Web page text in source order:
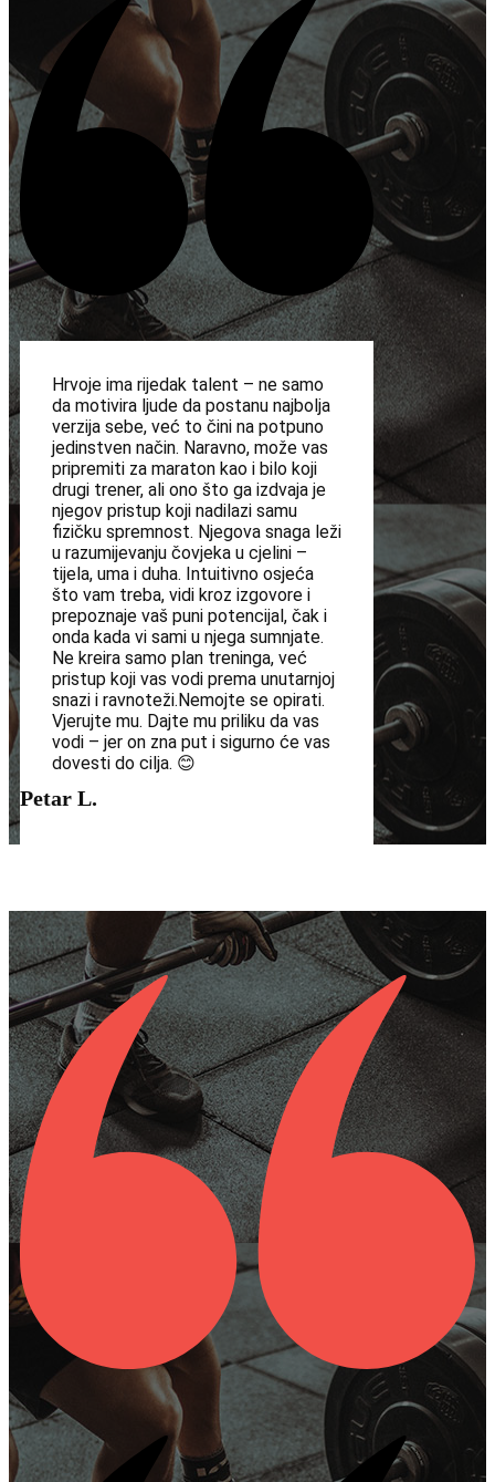
Hrvoje ima rijedak talent – ne samo
da motivira ljude da postanu najbolja
verzija sebe, već to čini na potpuno
jedinstven način. Naravno, može vas
pripremiti za maraton kao i bilo koji
drugi trener, ali ono što ga izdvaja je
njegov pristup koji nadilazi samu
fizičku spremnost. Njegova snaga leži
u razumijevanju čovjeka u cjelini –
tijela, uma i duha. Intuitivno osjeća
što vam treba, vidi kroz izgovore i
prepoznaje vaš puni potencijal, čak i
onda kada vi sami u njega sumnjate.
Ne kreira samo plan treninga, već
pristup koji vas vodi prema unutarnjoj
snazi i ravnoteži.Nemojte se opirati.
Vjerujte mu. Dajte mu priliku da vas
vodi – jer on zna put i sigurno će vas
dovesti do cilja. 😊
Petar L.